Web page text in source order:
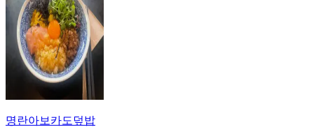
명란아보카도덮밥